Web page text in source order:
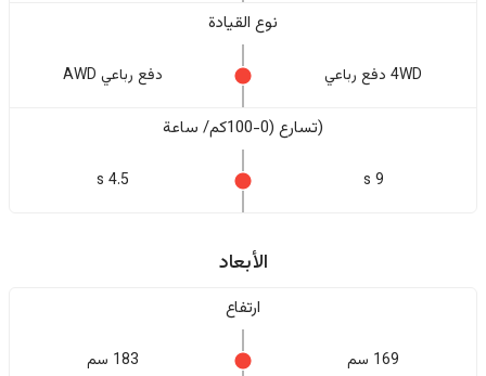
نوع القيادة
4WD دفع رباعي دفع رباعي AWD
(تسارع (0-100كم/ ساعة
9 s
4.5 s
الأبعاد
ارتفاع
169 سم 183 سم